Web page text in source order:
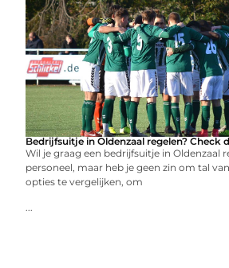
Bedrijfsuitje in Oldenzaal regelen? Check
Wil je graag een bedrijfsuitje in Oldenzaal
personeel, maar heb je geen zin om tal
opties te vergelijken, om
...